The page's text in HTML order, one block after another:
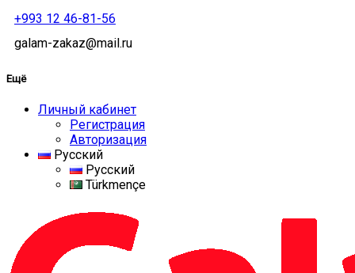
+993 12 46-81-56
galam-zakaz@mail.ru
Ещё
Личный кабинет
Регистрация
Авторизация
Русский
Русский
Türkmençe